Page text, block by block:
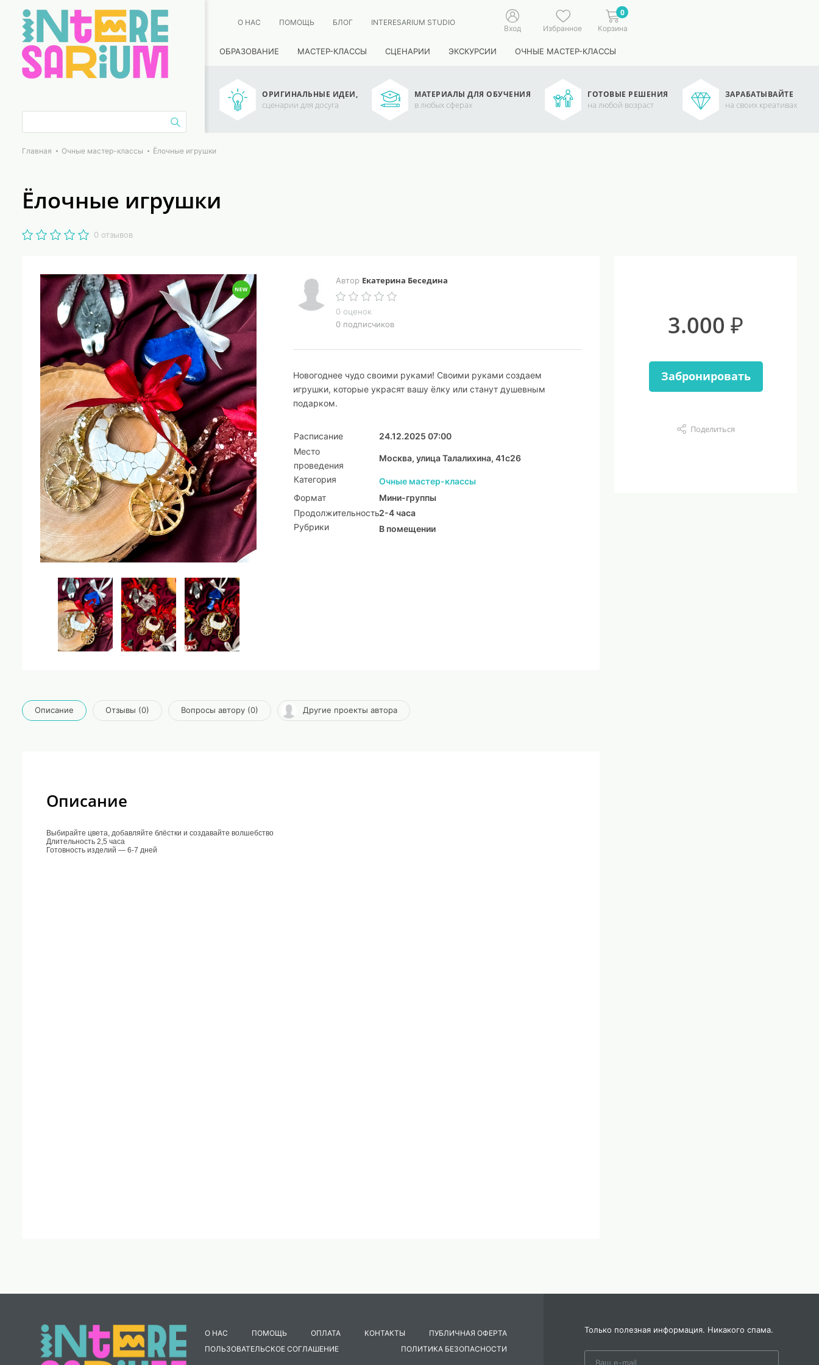
О НАС ПОМОЩЬ БЛОГ INTERESARIUM STUDIO
Вход Избранное
0
Корзина
ОБРАЗОВАНИЕ МАСТЕР-КЛАССЫ СЦЕНАРИИ ЭКСКУРСИИ ОЧНЫЕ МАСТЕР-КЛАССЫ
ОРИГИНАЛЬНЫЕ ИДЕИ,
сценарии для досуга
МАТЕРИАЛЫ ДЛЯ ОБУЧЕНИЯ
в любых сферах
ГОТОВЫЕ РЕШЕНИЯ
на любой возраст
ЗАРАБАТЫВАЙТЕ
на своих креативах
Главная Очные мастер-классы Ёлочные игрушки
Ёлочные игрушки
0 отзывов
Автор Екатерина Беседина
0 оценок
0 подписчиков
Новогоднее чудо своими руками! Своими руками создаем
игрушки, которые украсят вашу ёлку или станут душевным
подарком.
Расписание
24.12.2025 07:00
Место
проведения
Москва, улица Талалихина, 41с26
Категория
Очные мастер-классы
Формат
Мини-группы
Продолжительность2-4 часа
Рубрики
В помещении
3.000 ₽
Забронировать
Поделиться
Описание Отзывы (0) Вопросы автору (0) Другие проекты автора
Описание
Выбирайте цвета, добавляйте блёстки и создавайте волшебство
Длительность 2,5 часа
Готовность изделий — 6-7 дней
О НАС ПОМОЩЬ ОПЛАТА КОНТАКТЫ
ПУБЛИЧНАЯ ОФЕРТА
ПОЛЬЗОВАТЕЛЬСКОЕ СОГЛАШЕНИЕ
ПОЛИТИКА БЕЗОПАСНОСТИ
Только полезная информация. Никакого спама.